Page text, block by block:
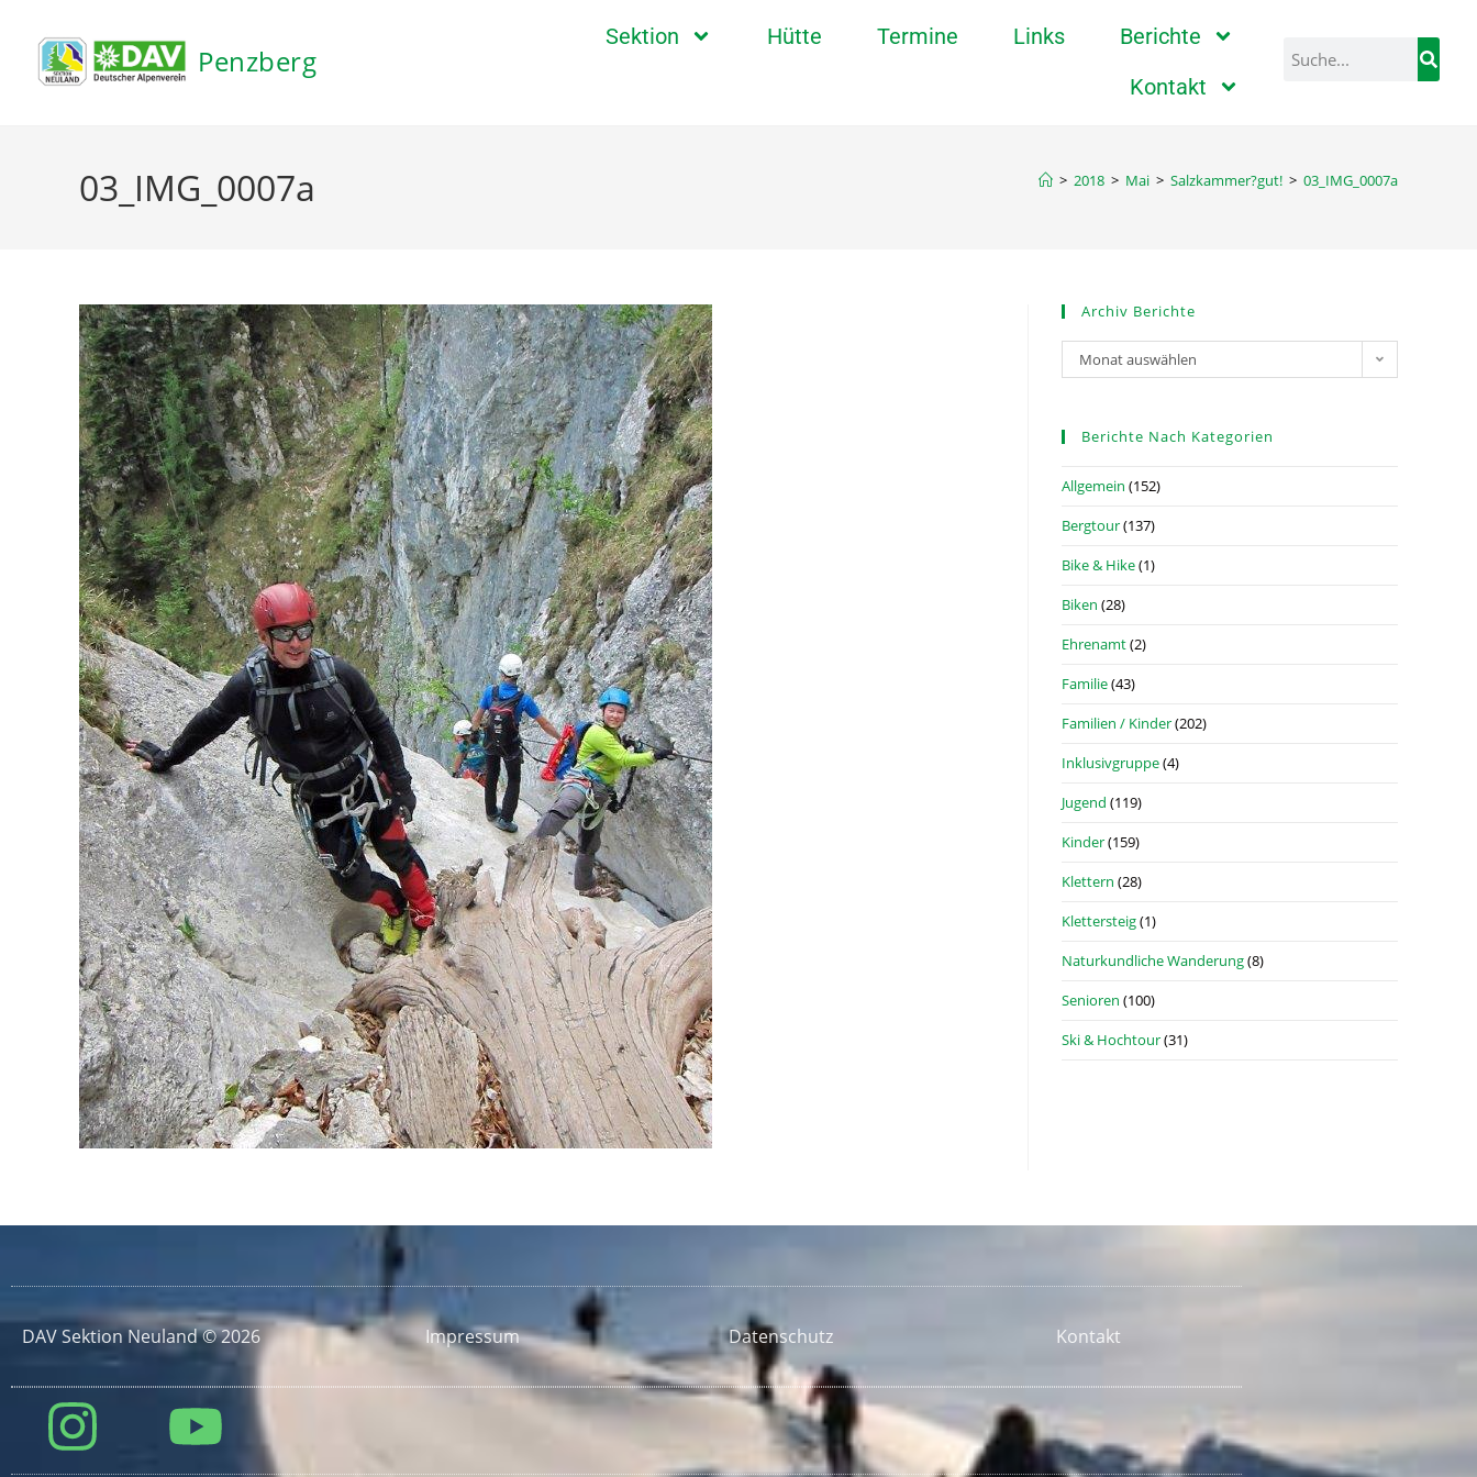
Penzberg
Sektion Hütte Termine Links
Berichte
Kontakt
03_IMG_0007a > 2018 > Mai > Salzkammer?gut! > 03_IMG_0007a
Archiv Berichte
Monat auswählen
Berichte Nach Kategorien
Allgemein (152)
Bergtour(137)
Bike & Hike(1)
Biken (28)
Ehrenamt(2)
Familie(43)
Familien / Kinder(202)
Inklusivgruppe(4)
Jugend (119)
Kinder(159)
Klettern (28)
Klettersteig(1)
Naturkundliche Wanderung(8)
Senioren (100)
Ski & Hochtour(31)
DAV Sektion Neuland © 2026 Impressum Datenschutz Kontakt